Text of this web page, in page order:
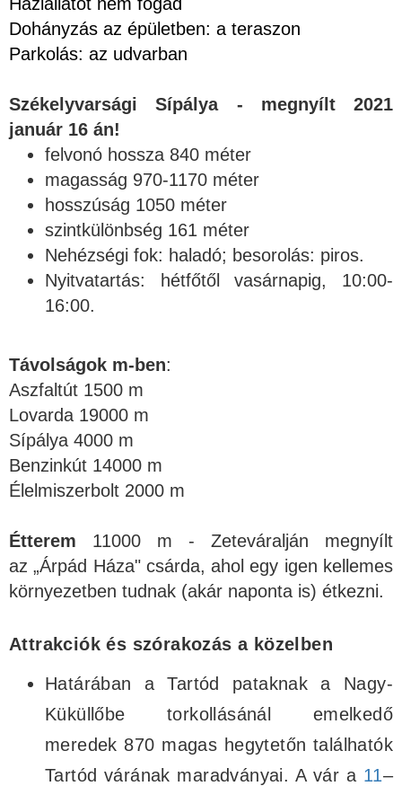
Dohányzás az épületben: a teraszon
Parkolás: az udvarban
Székelyvarsági Sípálya - megnyílt 2021
január 16 án!
felvonó hossza 840 méter
magasság 970-1170 méter
hosszúság 1050 méter
szintkülönbség 161 méter
Nehézségi fok: haladó; besorolás: piros.
Nyitvatartás: hétfőtől vasárnapig, 10:00-
16:00.
Távolságok m-ben:
Aszfaltút 1500 m
Lovarda 19000 m
Sípálya 4000 m
Benzinkút 14000 m
Élelmiszerbolt 2000 m
Étterem 11000 m - Zeteváralján megnyílt
az „Árpád Háza" csárda, ahol egy igen kellemes
környezetben tudnak (akár naponta is) étkezni.
Attrakciók és szórakozás a közelben
Határában a Tartód pataknak a Nagy-
Küküllőbe torkollásánál emelkedő
meredek 870 magas hegytetőn találhatók
Tartód várának maradványai. A vár a 11–